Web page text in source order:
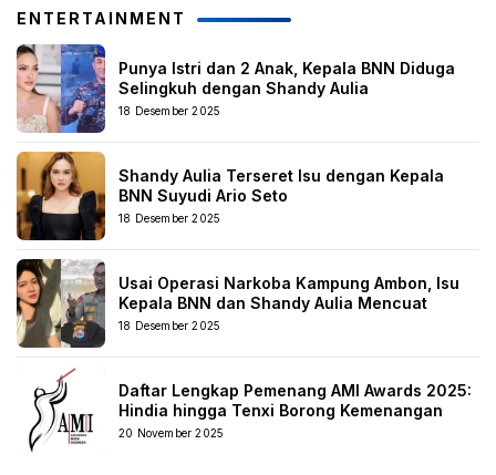
ENTERTAINMENT
Punya Istri dan 2 Anak, Kepala BNN Diduga
Selingkuh dengan Shandy Aulia
18 Desember 2025
Shandy Aulia Terseret Isu dengan Kepala
BNN Suyudi Ario Seto
18 Desember 2025
Usai Operasi Narkoba Kampung Ambon, Isu
Kepala BNN dan Shandy Aulia Mencuat
18 Desember 2025
Daftar Lengkap Pemenang AMI Awards 2025:
Hindia hingga Tenxi Borong Kemenangan
20 November 2025